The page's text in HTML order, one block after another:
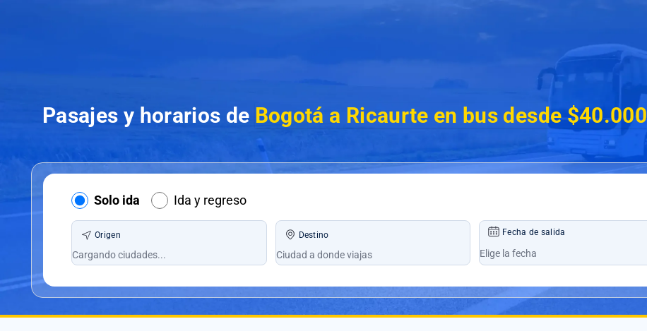
Pasajes y horarios de Bogotá a Ricaurte en bus desde $40.000
Solo ida Ida y regreso
Origen Destino Fecha de salida